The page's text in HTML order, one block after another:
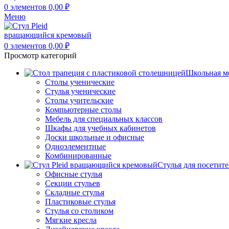
0 элементов 0,00 ₽
Меню
0 элементов 0,00 ₽
Просмотр категорий
Школьная
Столы ученические
Стулья ученические
Столы учительские
Компьютерные столы
Мебель для специальных классов
Шкафы для учебных кабинетов
Доски школьные и офисные
Одноэлементные
Комбинированные
Стулья для
Офисные стулья
Секции стульев
Складные стулья
Пластиковые стулья
Стулья со столиком
Мягкие кресла